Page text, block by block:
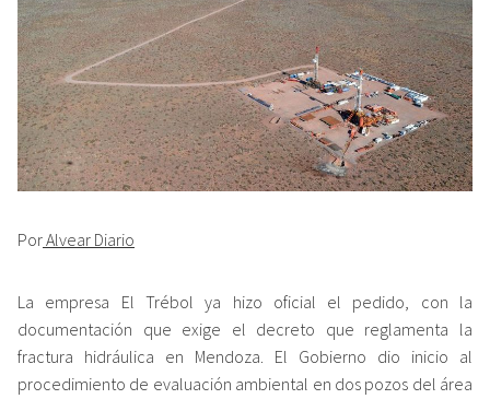
PorAlvear Diario
La empresa El Trébol ya hizo oficial el pedido, con la
documentación que exige el decreto que reglamenta la
fractura hidráulica en Mendoza. El Gobierno dio inicio al
procedimiento de evaluación ambiental en dos pozos del área